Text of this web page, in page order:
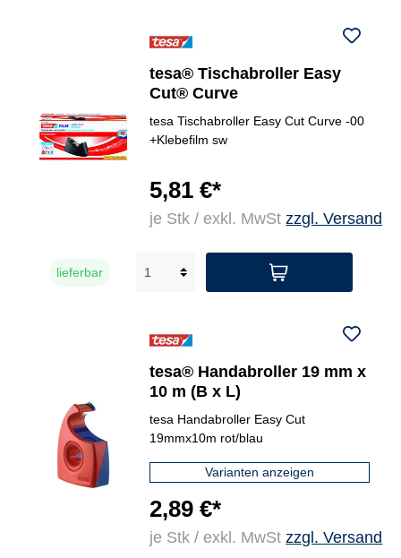
tesa® Tischabroller Easy
Cut® Curve
tesa Tischabroller Easy Cut Curve -00
+Klebefilm sw
5,81 €*
je Stk / exkl. MwStzzgl. Versand
lieferbar
tesa® Handabroller 19 mm x
10 m (B x L)
tesa Handabroller Easy Cut
19mmx10m rot/blau
Varianten anzeigen
2,89 €*
je Stk / exkl. MwStzzgl. Versand